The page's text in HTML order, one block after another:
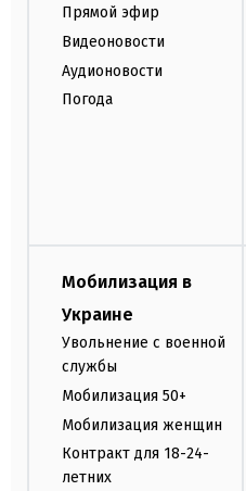
Прямой эфир
Видеоновости
Аудионовости
Погода
Мобилизация в
Украине
Увольнение с военной
службы
Мобилизация 50+
Мобилизация женщин
Контракт для 18-24-
летних